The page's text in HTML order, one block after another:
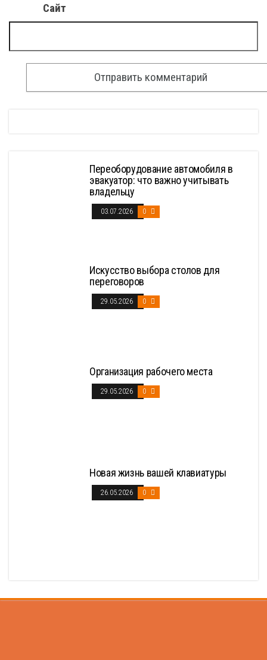
Сайт
Переоборудование автомобиля в
эвакуатор: что важно учитывать
владельцу
03.07.2026 0
Искусство выбора столов для
переговоров
29.05.2026 0
Организация рабочего места
29.05.2026 0
Новая жизнь вашей клавиатуры
26.05.2026 0